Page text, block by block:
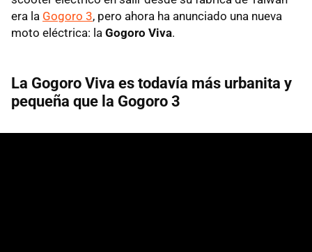
era la Gogoro 3, pero ahora ha anunciado una nueva
moto eléctrica: la Gogoro Viva.
La Gogoro Viva es todavía más urbanita y
pequeña que la Gogoro 3